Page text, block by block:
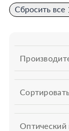
Сбросить все
Сортировать
Оптический